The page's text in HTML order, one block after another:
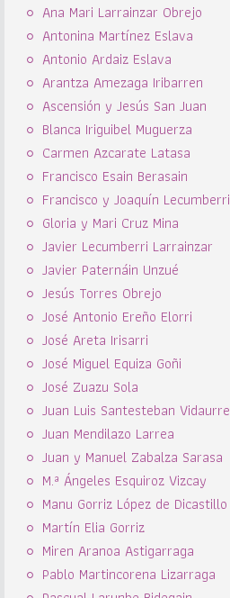
Ana Mari Larrainzar Obrejo
Antonina Martínez Eslava
Antonio Ardaiz Eslava
Arantza Amezaga Iribarren
Ascensión y Jesús San Juan
Blanca Iriguibel Muguerza
Carmen Azcarate Latasa
Francisco Esain Berasain
Francisco y Joaquín Lecumberri
Gloria y Mari Cruz Mina
Javier Lecumberri Larrainzar
Javier Paternáin Unzué
Jesús Torres Obrejo
José Antonio Ereño Elorri
José Areta Irisarri
José Miguel Equiza Goñi
José Zuazu Sola
Juan Luis Santesteban Vidaurre
Juan Mendilazo Larrea
Juan y Manuel Zabalza Sarasa
M.ª Ángeles Esquiroz Vizcay
Manu Gorriz López de Dicastillo
Martín Elia Gorriz
Miren Aranoa Astigarraga
Pablo Martincorena Lizarraga